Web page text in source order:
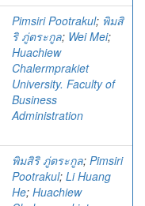
Pimsiri Pootrakul; พิมสิ
ริ ภู่ตระกูล; Wei Mei;
Huachiew
Chalermprakiet
University. Faculty of
Business
Administration
พิมสิริ ภู่ตระกูล; Pimsiri
Pootrakul; Li Huang
He; Huachiew